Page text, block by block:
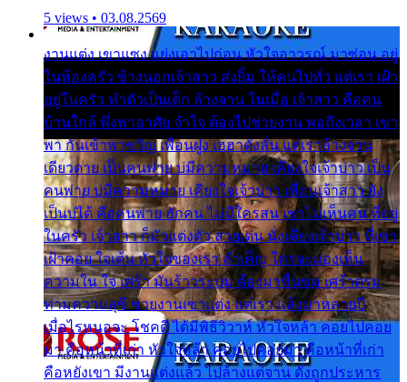
5 views • 03.08.2569
งานแต่ง เขาแซง แย่งเอาไปก่อน หัวใจอาวรณ์ มาซ่อน อยู่
ในห้องครัว ข้างนอกเจ้าสาว ส่งยิ้ม ให้คนไปทั่ว แต่เรา เฝ้า
อยู่ในครัว ทำตัวเป็นเด็ก ล้างจาน ในเมื่อ เจ้าสาว คือคน
บ้านใกล้ พึ่งพาอาศัย จำใจ ต้องไปช่วยงาน พอถึงเวลา เขา
พา กันเข้าพาขวัญ เพื่อนฝูง เฮฮาดังลั่น แต่เราล้างจาน
เดียวดาย เป็นคนพ่าย บ่มีความหมาย เคียงใจเจ้าบ่าว เป็น
คนพ่าย บ่มีความหมาย เคียงใจเจ้าบ่าว เพื่อนเจ้าสาว ยัง
เป็นบ่ได้ คือคนพ่าย ฮักคน ไม่มีใครสน เขาไม่เห็นคน ที่อยู่
ในครัว เจ้าสาว ก็มัวแต่งตัว สวยเด่น นั่งเคียงเจ้าบ่าว ที่เขา
เฝ้าคอย ใจเต้น หัวใจของเรา ลำเค็ญ ใครจะมองเห็น
ความใน ใจ เศร้า มันร้าวระบม ต้องมาขื่นขม เศร้าตรม
ท่ามความสุขี ช่วยงานเขาแต่ง แต่เรา แล้งมาหลายปี
เมื่อไรหนอจะ โชคดี ได้มีพิธีวิวาห์ หัวใจหล้า คอยไปคอย
มา คือหน้าที่เก่า หัวใจหล้า คอยไปคอยมา คือหน้าที่เก่า
คือหยังเขา มีงานแต่งแล้ว ไปล้างแต่จาน ดั่งถูกประหาร